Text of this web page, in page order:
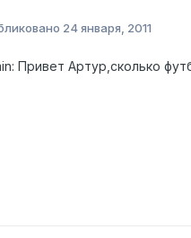
24 января, 2011
Привет Артур,сколько